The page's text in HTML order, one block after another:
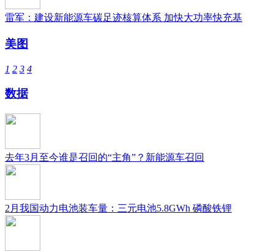
雷军：建设新能源车碳足迹核算体系 加快大功率快充基
美图
1 2 3 4
数据
去年3月至今谁是召回的“主角”？新能源车召回
2月我国动力电池装车量：三元电池5.8GWh 磷酸铁锂